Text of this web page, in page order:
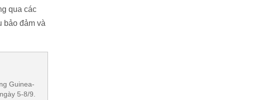
qua các
bảo đảm và
Guinea-
5-8/9.